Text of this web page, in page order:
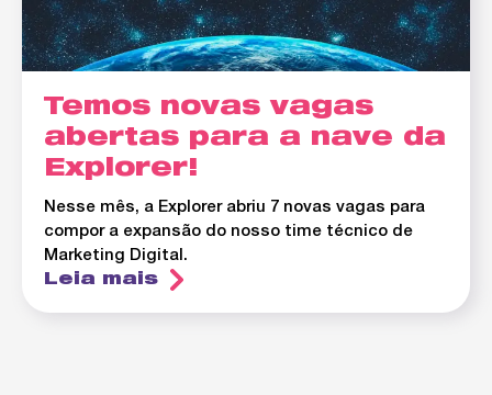
Temos novas vagas
abertas para a nave da
Explorer!
Nesse mês, a Explorer abriu 7 novas vagas para
compor a expansão do nosso time técnico de
Marketing Digital.
Leia mais